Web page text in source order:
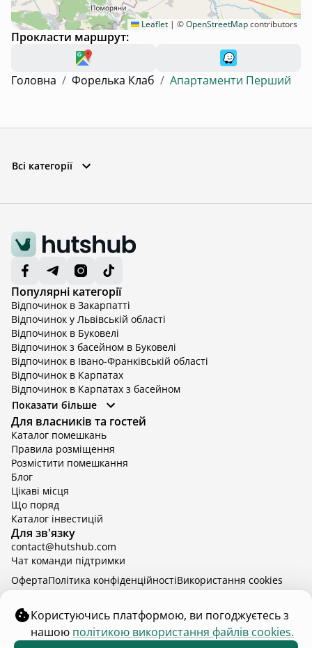
Leaflet | ©OpenStreetMapcontributors
Прокласти маршрут:
Головна / Форелька Клаб / Апартаменти Перший
Всі категорії
Популярні категорії
Відпочинок в Закарпатті
Відпочинок у Львівській області
Відпочинок в Буковелі
Відпочинок з басейном в Буковелі
Відпочинок в Івано-Франківській області
Відпочинок в Карпатах
Відпочинок в Карпатах з басейном
Відпочинок в Київській області
Відпочинок в Київській області з басейном
Відпочинок в Тернопільській області
Відпочинок у Вінницькій області
Відпочинок в Яремче
Відпочинок у Львівській області з басейном
Відпочинок з басейном в Тернопільській області
Показати більше
Для власників та гостей
Каталог помешкань
Правила розміщення
Розмістити помешкання
Блог
Цікаві місця
Що поряд
Каталог інвестицій
Для зв'язку
contact@hutshub.com
Чат команди підтримки
hutshub | ©2026
ОфертаПолітика конфіденційностіBикористання cookies
Користуючись платформою, ви погоджуєтесь з
нашою політикою використання файлів cookies.